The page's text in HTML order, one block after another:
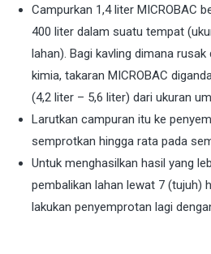
Campurkan 1,4 liter MICROBAC
400 liter dalam suatu tempat
lahan). Bagi kavling dimana
kimia, takaran MICROBAC
(4,2 liter – 5,6 liter) dari ukuran
Larutkan campuran itu ke
semprotkan hingga rata pada
Untuk menghasilkan hasil yang
pembalikan lahan lewat 7 (tujuh)
lakukan penyemprotan lagi